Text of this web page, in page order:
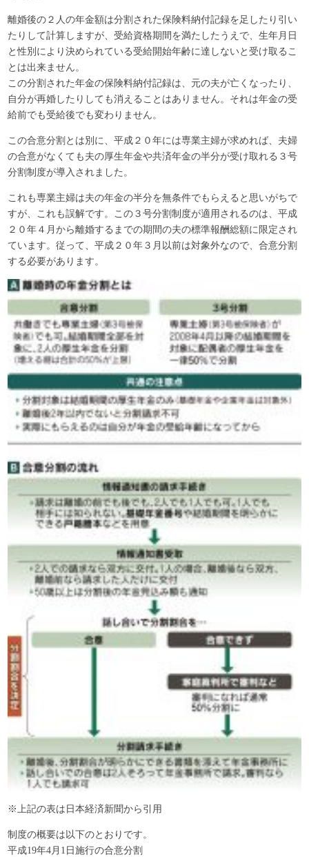
離婚後の２人の年金額は分割された保険料納付記録を足したり引い
たりして計算しますが、受給資格期間を満たしたうえで、生年月日
と性別により決められている受給開始年齢に達しないと受け取るこ
とは出来ません。
この分割された年金の保険料納付記録は、元の夫が亡くなったり、
自分が再婚したりしても消えることはありません。それは年金の受
給前でも受給後でも変わりません。
この合意分割とは別に、平成２０年には専業主婦が求めれば、夫婦
の合意がなくても夫の厚生年金や共済年金の半分が受け取れる３号
分割制度が導入されました。
これも専業主婦は夫の年金の半分を無条件でもらえると思いがちで
すが、これも誤解です。この３号分割制度が適用されるのは、平成
２０年４月から離婚するまでの期間の夫の標準報酬総額に限定され
ています。従って、平成２０年３月以前は対象外なので、合意分割
する必要があります。
※上記の表は日本経済新聞から引用
制度の概要は以下のとおりです。
平成19年4月1日施行の合意分割